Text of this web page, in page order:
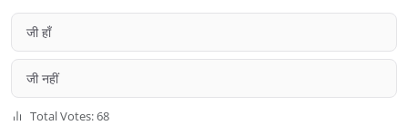
जी हाँ
जी नहीं
Total Votes: 68